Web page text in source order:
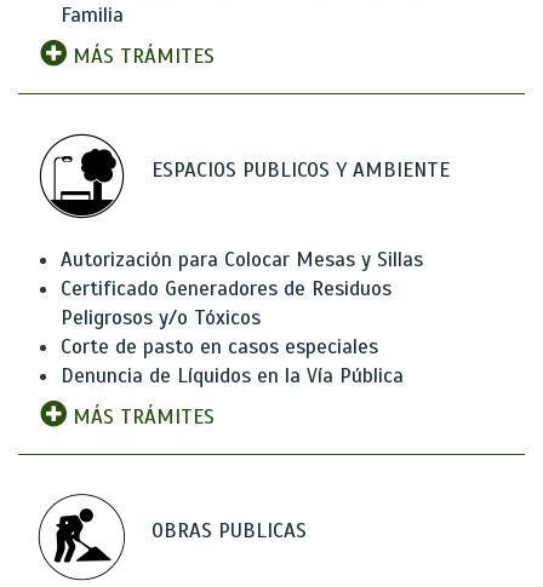
Familia
MÁS TRÁMITES
ESPACIOS PUBLICOS Y AMBIENTE
Autorización para Colocar Mesas y Sillas
Certificado Generadores de Residuos
Peligrosos y/o Tóxicos
Corte de pasto en casos especiales
Denuncia de Líquidos en la Vía Pública
MÁS TRÁMITES
OBRAS PUBLICAS